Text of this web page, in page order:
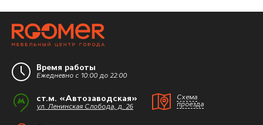
Время работы
Ежедневно с 10:00 до 22:00
ст.м. «Автозаводская»
ул. Ленинская Слобода, д. 26
Схема
проезда